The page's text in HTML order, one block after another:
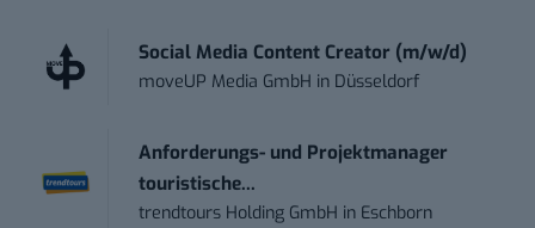
Social Media Content Creator (m/w/d)
moveUP Media GmbH in Düsseldorf
Anforderungs- und Projektmanager
touristische...
trendtours Holding GmbH in Eschborn